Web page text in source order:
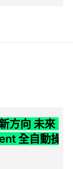
方向 未來
全自動操